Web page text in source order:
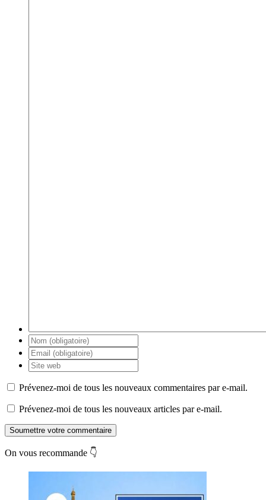
Prévenez-moi de tous les nouveaux commentaires par e-mail.
Prévenez-moi de tous les nouveaux articles par e-mail.
Soumettre votre commentaire
On vous recommande 👇